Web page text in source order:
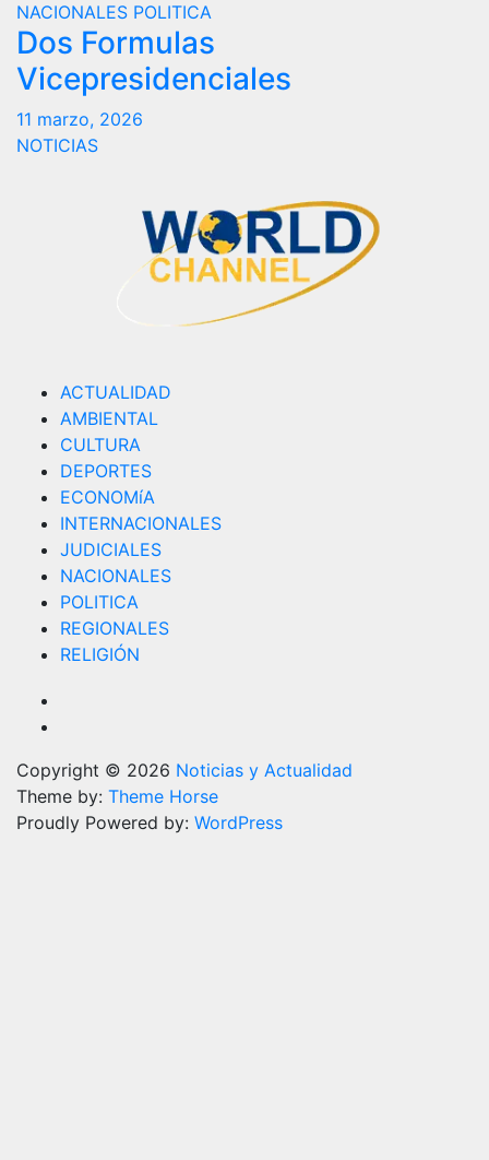
NACIONALES POLITICA
Dos Formulas
Vicepresidenciales
11 marzo, 2026
NOTICIAS
ACTUALIDAD
AMBIENTAL
CULTURA
DEPORTES
ECONOMíA
INTERNACIONALES
JUDICIALES
NACIONALES
POLITICA
REGIONALES
RELIGIÓN
Copyright © 2026 Noticias y Actualidad
Theme by: Theme Horse
Proudly Powered by: WordPress